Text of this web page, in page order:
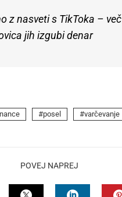
z nasveti s TikToka – več
jih izgubi denar
posel varčevanje
POVEJ NAPREJ